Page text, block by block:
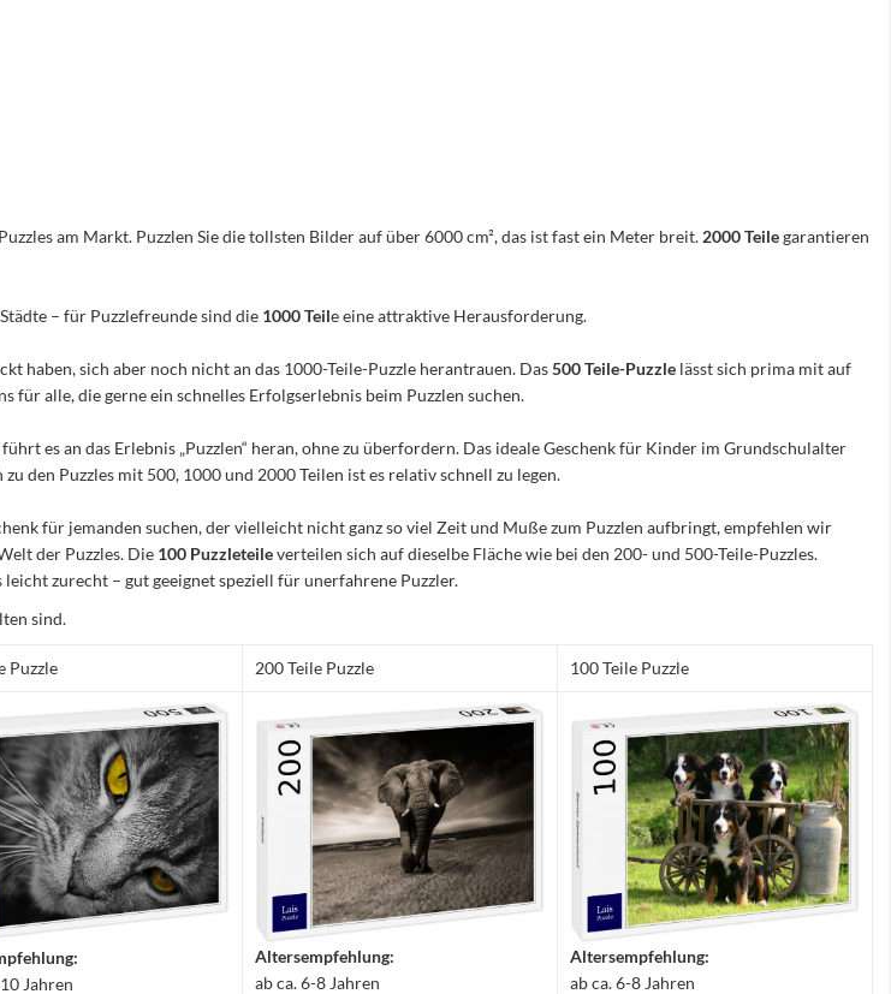
am Markt. Puzzlen Sie die tollsten Bilder auf über 6000 cm², das ist fast ein Meter breit. 2000 Teilegarantieren
– für Puzzlefreunde sind die 1000 Teile eine attraktive Herausforderung.
haben, sich aber noch nicht an das 1000-Teile-Puzzle herantrauen. Das500 Teile-Puzzle lässt sich prima mit auf
für alle, die gerne ein schnelles Erfolgserlebnis beim Puzzlen suchen.
es an das Erlebnis „Puzzlen“ heran, ohne zu überfordern. Das ideale Geschenk für Kinder im Grundschulalter
den Puzzles mit 500, 1000 und 2000 Teilen ist es relativ schnell zu legen.
für jemanden suchen, der vielleicht nicht ganz so viel Zeit und Muße zum Puzzlen aufbringt, empfehlen wir
der Puzzles. Die 100 Puzzleteileverteilen sich auf dieselbe Fläche wie bei den 200- und 500-Teile-Puzzles.
zurecht – gut geeignet speziell für unerfahrene Puzzler.
sind.
Puzzle 200 Teile Puzzle 100 Teile Puzzle
Jahren
Altersempfehlung:
ab ca. 6-8 Jahren
Altersempfehlung:
ab ca. 6-8 Jahren